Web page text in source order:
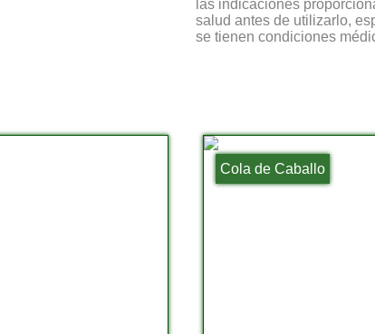
las indicaciones
salud antes de utilizarlo,
se tienen condiciones
Cola de Caballo